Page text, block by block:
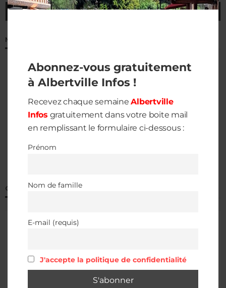
MÉTÉO À ALBERTVILLE
QUALITÉ DE L’AIR À ALBERTVILLE
Abonnez-vous gratuitement
à Albertville Infos !
Recevez chaque semaineAlbertville
Infos gratuitement dans votre boite mail
en remplissant le formulaire ci-dessous :
Prénom
Nom de famille
E-mail (requis)
J'accepte la politique de confidentialité